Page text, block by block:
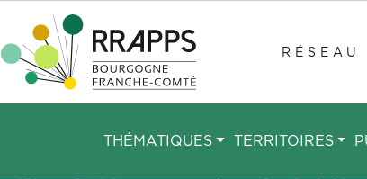
contenu
principal
THÉMATIQUES TERRITOIRES